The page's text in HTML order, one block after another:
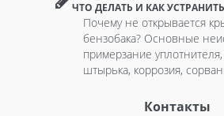
ЧТО ДЕЛАТЬ И КАК
Почему не открывается
бензобака? Основные
примерзание
штырька, коррозия,
Контакты